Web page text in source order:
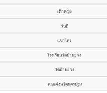
เด็กหญิง
วันดี
แขกไทร
โรงเรียนวัดบ้านยาง
วัดบ้านยาง
คณะจังหวัดนครปฐม